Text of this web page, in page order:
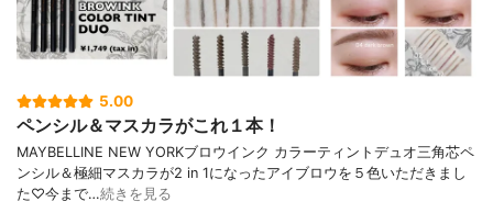
5.00
ペンシル＆マスカラがこれ１本！
MAYBELLINE NEW YORKブロウインク カラーティントデュオ三角芯ペ
ンシル＆極細マスカラが2 in 1になったアイブロウを５色いただきまし
た♡今まで…続きを見る